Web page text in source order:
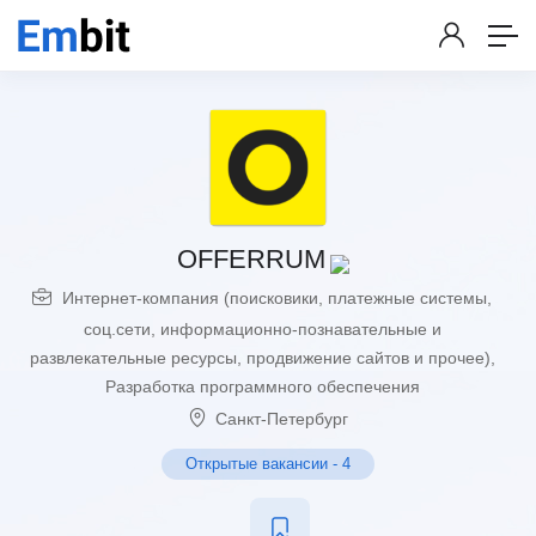
OFFERRUM
Интернет-компания (поисковики, платежные системы,
соц.сети, информационно-познавательные и
развлекательные ресурсы, продвижение сайтов и прочее)
Разработка программного обеспечения
Санкт-Петербург
Открытые вакансии - 4